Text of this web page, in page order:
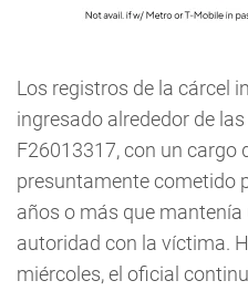
Los registros de la cárcel
ingresado alrededor de
F26013317, con un cargo
presuntamente cometido
años o más que
autoridad con la víctima.
miércoles, el oficial